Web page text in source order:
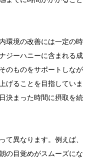
環境の改善には一定の時
ジーハニーに含まれる成
のものをサポートしなが
げることを目指していま
決まった時間に摂取を続
て異なります。例えば、
の目覚めがスムーズにな